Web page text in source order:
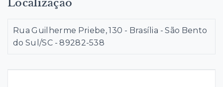
Localização
Rua Guilherme Priebe, 130 - Brasília - São Bento
do Sul/SC - 89282-538